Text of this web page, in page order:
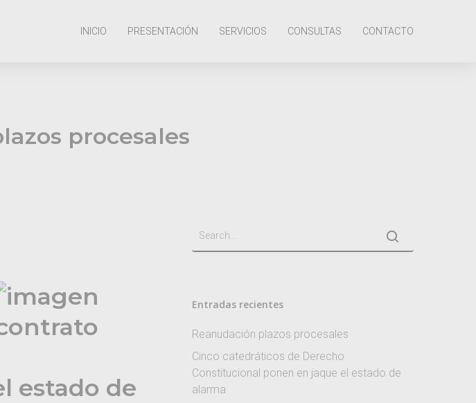
INICIO PRESENTACIÓN SERVICIOS CONSULTAS CONTACTO
procesales
estado de
Entradas recientes
Reanudación plazos procesales
Cinco catedráticos de Derecho
Constitucional ponen en jaque el estado de
alarma